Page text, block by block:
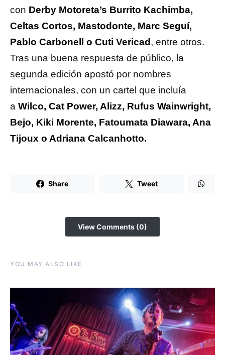
con Derby Motoreta’s Burrito Kachimba,
Celtas Cortos, Mastodonte, Marc Seguí,
Pablo Carbonell o Cuti Vericad , entre otros.
Tras una buena respuesta de público, la
segunda edición apostó por nombres
internacionales, con un cartel que incluía
a Wilco, Cat Power, Alizz, Rufus Wainwright,
Bejo, Kiki Morente, Fatoumata Diawara, Ana
Tijoux o Adriana Calcanhotto.
Share Tweet
View Comments (0)
YOU MAY ALSO LIKE